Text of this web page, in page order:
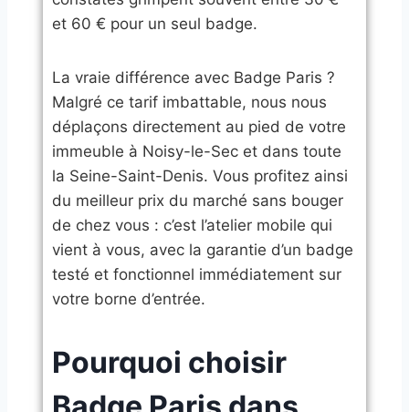
et 60 € pour un seul badge.
​La vraie différence avec Badge Paris ?
Malgré ce tarif imbattable, nous nous
déplaçons directement au pied de votre
immeuble à Noisy-le-Sec et dans toute
la Seine-Saint-Denis. Vous profitez ainsi
du meilleur prix du marché sans bouger
de chez vous : c’est l’atelier mobile qui
vient à vous, avec la garantie d’un badge
testé et fonctionnel immédiatement sur
votre borne d’entrée.
​Pourquoi choisir